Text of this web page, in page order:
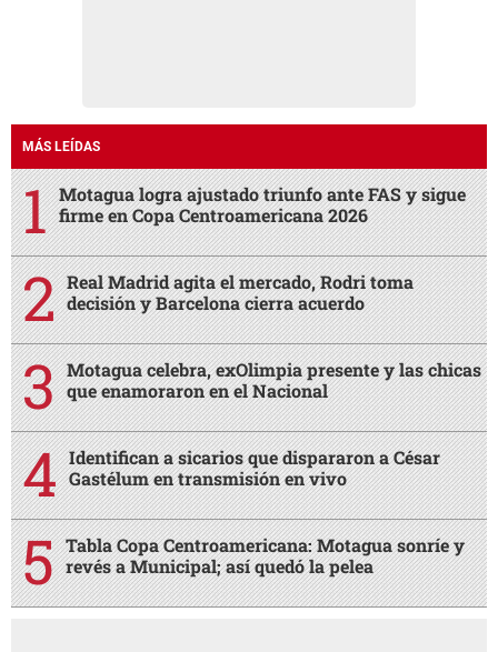
MÁS LEÍDAS
Motagua logra ajustado triunfo ante FAS y sigue
firme en Copa Centroamericana 2026
Real Madrid agita el mercado, Rodri toma
decisión y Barcelona cierra acuerdo
Motagua celebra, exOlimpia presente y las chicas
que enamoraron en el Nacional
Identifican a sicarios que dispararon a César
Gastélum en transmisión en vivo
Tabla Copa Centroamericana: Motagua sonríe y
revés a Municipal; así quedó la pelea